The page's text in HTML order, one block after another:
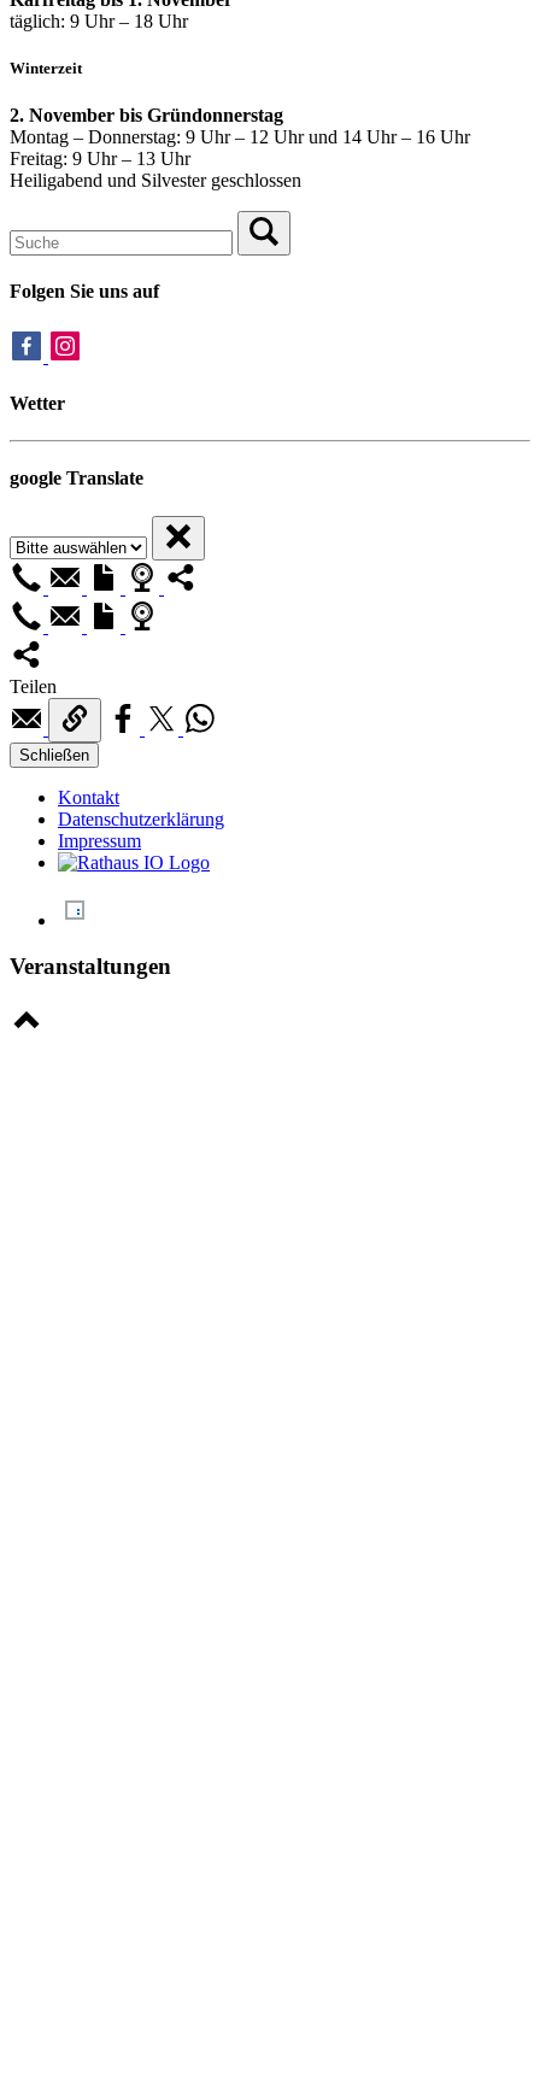
täglich: 9 Uhr – 18 Uhr
Winterzeit
2. November bis Gründonnerstag
Montag – Donnerstag: 9 Uhr – 12 Uhr und 14 Uhr – 16 Uhr
Freitag: 9 Uhr – 13 Uhr
Heiligabend und Silvester geschlossen
Folgen Sie uns auf
Wetter
google Translate
Teilen
Schließen
Kontakt
Datenschutzerklärung
Impressum
Veranstaltungen